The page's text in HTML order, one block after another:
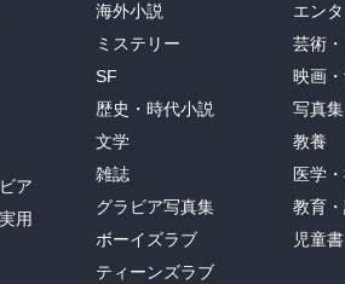
ア
用
海外小説
ミステリー
SF
歴史・時代小説
文学
雑誌
グラビア写真集
ボーイズラブ
ティーンズラブ
エン
芸術
映画
写真集
教養
医学
教育
児童書